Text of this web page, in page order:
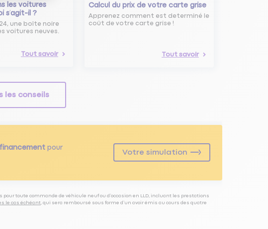
les voitures
s’agit-il ?
une boîte noire
voitures neuves.
Tout savoir
Calcul du prix de votre carte grise
Apprenez comment est determiné le
coût de votre carte grise !
Tout savoir
les conseils
financementpour
Votre simulation
pour toute commande de véhicule neuf ou d’occasion en LLD, incluant les prestations
le cas échéant , qui sera remboursé sous forme d’un avoir émis au cours des quatre